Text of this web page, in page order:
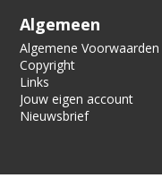
Algemeen
Algemene Voorwaarden
Copyright
Links
Jouw eigen account
Nieuwsbrief